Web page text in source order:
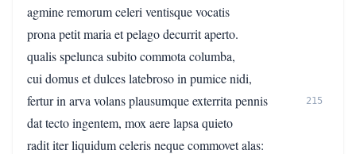
agmine remorum celeri ventisque vocatis
prona petit maria et pelago decurrit aperto.
qualis spelunca subito commota columba,
cui domus et dulces latebroso in pumice nidi,
fertur in arva volans plausumque exterrita pennis
215
dat tecto ingentem, mox aere lapsa quieto
radit iter liquidum celeris neque commovet alas: